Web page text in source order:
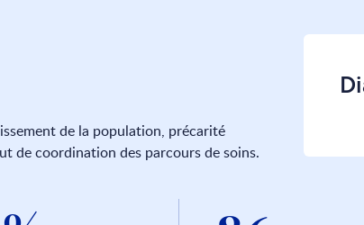
de la population, précarité
de coordination des parcours de soins.